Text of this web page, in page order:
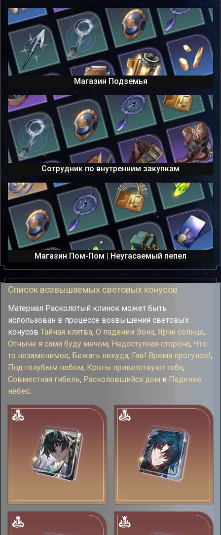
Магазин Подземья
Сотрудник по внутренним закупкам
Магазин Пом-Пом | Неугасаемый пепел
Список возвышаемых световых конусов
Материал Расколотый клинок может быть
использован в процессе возвышения световых
конусов Тайная клятва, О падении Эона, Ярче солнца,
Отныне я сама буду мечом, Недоступная сторона, Что-
то незаменимое, Бежать некуда, Гав! Время прогулок!,
Под голубым небом, Кроты приветствуют тебя,
Совместная гибель, Расколовшийся дом и Падение
небес.